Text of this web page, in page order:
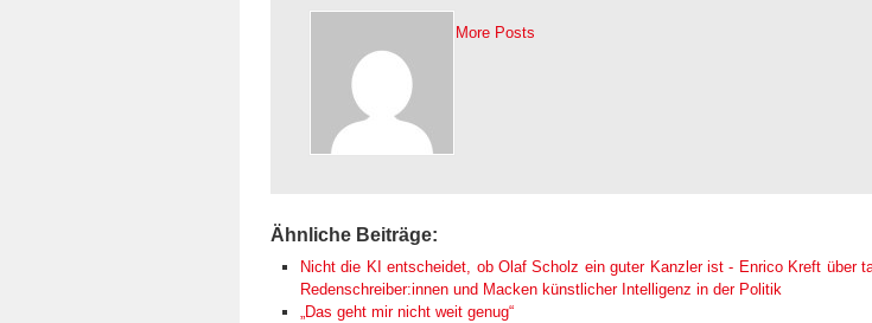
More Posts
Ähnliche Beiträge:
Nicht die KI entscheidet, ob Olaf Scholz ein guter Kanzler ist - Enrico Kreft über
Redenschreiber:innen und Macken künstlicher Intelligenz in der Politik
„Das geht mir nicht weit genug“